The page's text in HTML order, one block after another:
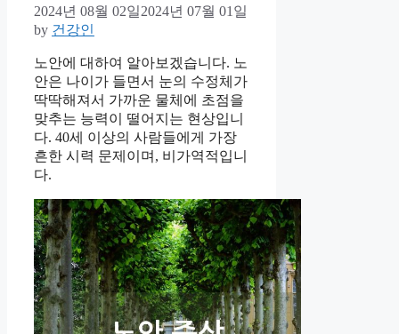
2024년 08월 02일2024년 07월 01일
by 건강인
노안에 대하여 알아보겠습니다. 노
안은 나이가 들면서 눈의 수정체가
딱딱해져서 가까운 물체에 초점을
맞추는 능력이 떨어지는 현상입니
다. 40세 이상의 사람들에게 가장
흔한 시력 문제이며, 비가역적입니
다.